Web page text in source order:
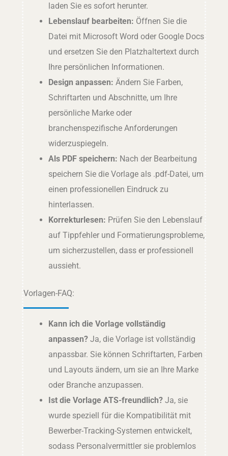
laden Sie es sofort herunter.
Lebenslauf bearbeiten: Öffnen Sie die
Datei mit Microsoft Word oder Google Docs
und ersetzen Sie den Platzhaltertext durch
Ihre persönlichen Informationen.
Design anpassen: Ändern Sie Farben,
Schriftarten und Abschnitte, um Ihre
persönliche Marke oder
branchenspezifische Anforderungen
widerzuspiegeln.
Als PDF speichern: Nach der Bearbeitung
speichern Sie die Vorlage als .pdf-Datei, um
einen professionellen Eindruck zu
hinterlassen.
Korrekturlesen: Prüfen Sie den Lebenslauf
auf Tippfehler und Formatierungsprobleme,
um sicherzustellen, dass er professionell
aussieht.
Vorlagen-FAQ:
Kann ich die Vorlage vollständig
anpassen?Ja, die Vorlage ist vollständig
anpassbar. Sie können Schriftarten, Farben
und Layouts ändern, um sie an Ihre Marke
oder Branche anzupassen.
Ist die Vorlage ATS-freundlich?Ja, sie
wurde speziell für die Kompatibilität mit
Bewerber-Tracking-Systemen entwickelt,
sodass Personalvermittler sie problemlos